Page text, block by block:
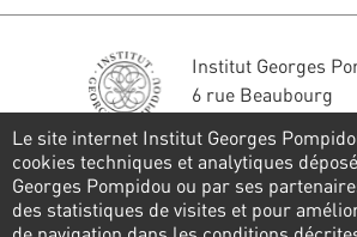
Institut Georges
6 rue Beaubourg
Tél. : 01 44 78 41 22
Restons en contact
Le site internet Institut Georges
cookies techniques et analytiques
Georges Pompidou ou par ses
des statistiques de visites et pour